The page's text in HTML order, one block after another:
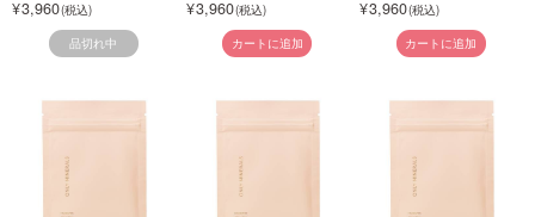
3,960
品切れ中
3,960
カートに追加
3,960
カートに追加